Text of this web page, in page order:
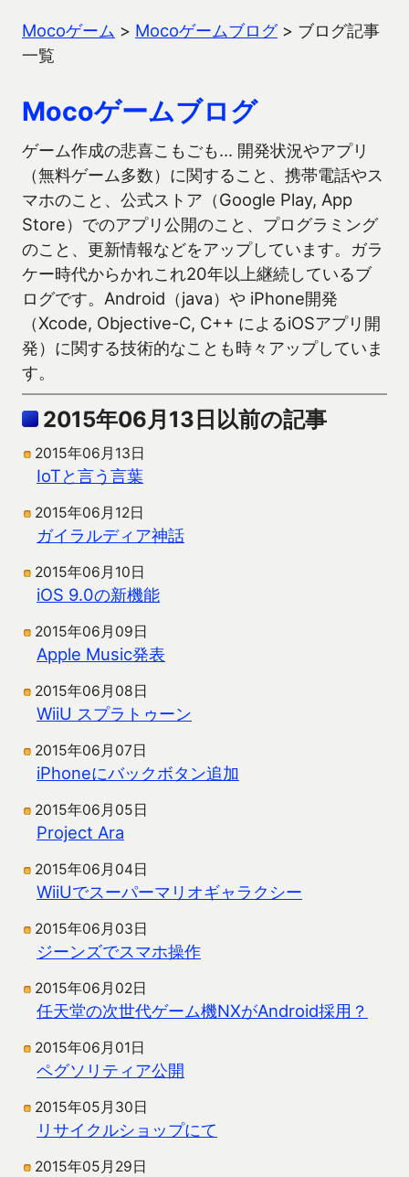
Mocoゲーム > Mocoゲームブログ> ブログ記事
一覧
Mocoゲームブログ
ゲーム作成の悲喜こもごも… 開発状況やアプリ
（無料ゲーム多数）に関すること、携帯電話やス
マホのこと、公式ストア（Google Play, App
Store）でのアプリ公開のこと、プログラミング
のこと、更新情報などをアップしています。ガラ
ケー時代からかれこれ20年以上継続しているブ
ログです。Android（java）や iPhone開発
（Xcode, Objective-C, C++ によるiOSアプリ開
発）に関する技術的なことも時々アップしていま
す。
2015年06月13日以前の記事
2015年06月13日
IoTと言う言葉
2015年06月12日
ガイラルディア神話
2015年06月10日
iOS 9.0の新機能
2015年06月09日
Apple Music発表
2015年06月08日
WiiU スプラトゥーン
2015年06月07日
iPhoneにバックボタン追加
2015年06月05日
Project Ara
2015年06月04日
WiiUでスーパーマリオギャラクシー
2015年06月03日
ジーンズでスマホ操作
2015年06月02日
任天堂の次世代ゲーム機NXがAndroid採用？
2015年06月01日
ペグソリティア公開
2015年05月30日
リサイクルショップにて
2015年05月29日